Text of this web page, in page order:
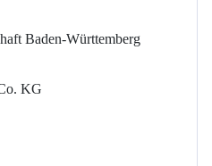
Baden-Württemberg
KG